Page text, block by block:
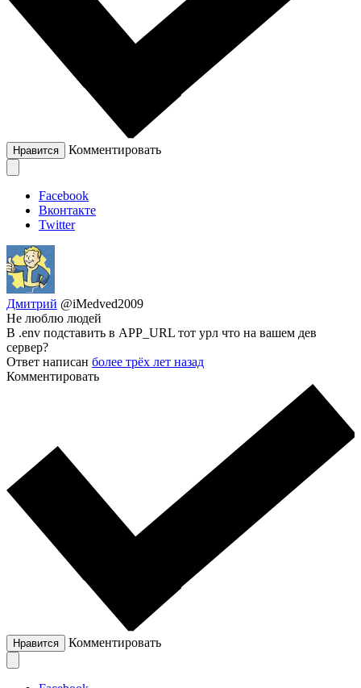
Нравится Комментировать
Facebook
Вконтакте
Twitter
Дмитрий @iMedved2009
Не люблю людей
В .env подставить в APP_URL тот урл что на вашем дев
сервер?
Ответ написан более трёх лет назад
Комментировать
Нравится Комментировать